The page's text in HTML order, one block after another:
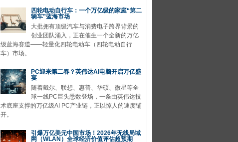
四轮电动自行车：一个万亿级的家庭“第二
辆车”蓝海市场
大批拥有顶级汽车与消费电子跨界背景的
创业团队涌入，正在催生一个全新的万亿
级蓝海赛道——轻量化四轮电动车（四轮电动自行
车）市场。
PC迎来第二春？英伟达AI电脑开启万亿盛
宴
随着戴尔、联想、惠普、华硕、微星等全
球一线PC巨头悉数登场，一条由英伟达技
术底座支撑的万亿级AI PC产业链，正以惊人的速度铺
开。
引爆万亿美元中国市场！2026年无线局域
网（WLAN）全球经济价值评估超预期